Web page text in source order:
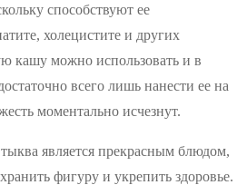
способствуют ее
холецистите и других
кашу можно использовать и в
всего лишь нанести ее на
моментально исчезнут.
является прекрасным блюдом,
фигуру и укрепить здоровье.